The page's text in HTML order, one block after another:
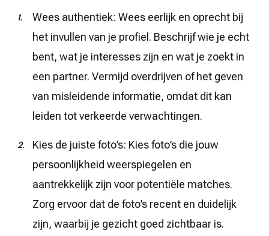
Wees authentiek: Wees eerlijk en oprecht bij
het invullen van je profiel. Beschrijf wie je echt
bent, wat je interesses zijn en wat je zoekt in
een partner. Vermijd overdrijven of het geven
van misleidende informatie, omdat dit kan
leiden tot verkeerde verwachtingen.
Kies de juiste foto’s: Kies foto’s die jouw
persoonlijkheid weerspiegelen en
aantrekkelijk zijn voor potentiële matches.
Zorg ervoor dat de foto’s recent en duidelijk
zijn, waarbij je gezicht goed zichtbaar is.